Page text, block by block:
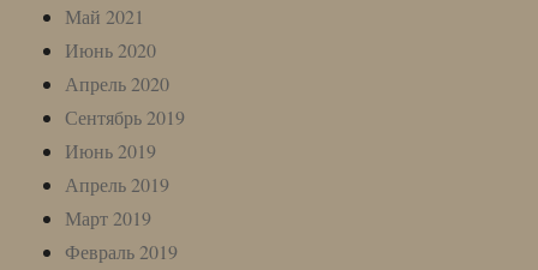
Май 2021
Июнь 2020
Апрель 2020
Сентябрь 2019
Июнь 2019
Апрель 2019
Март 2019
Февраль 2019